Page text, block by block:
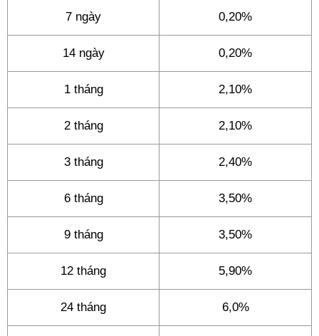
7 ngày 0,20%
14 ngày 0,20%
1 tháng 2,10%
2 tháng 2,10%
3 tháng 2,40%
6 tháng 3,50%
9 tháng 3,50%
12 tháng 5,90%
24 tháng 6,0%